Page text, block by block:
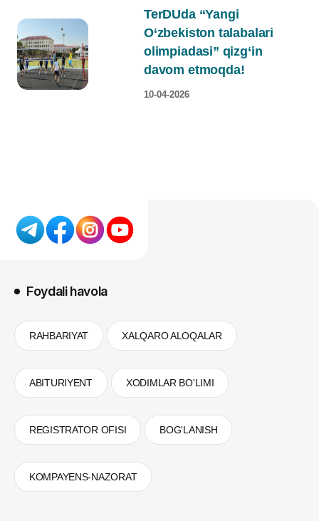
TerDUda “Yangi
O‘zbekiston talabalari
olimpiadasi” qizg‘in
davom etmoqda!
10-04-2026
Foydali havola
RAHBARIYAT XALQARO ALOQALAR
ABITURIYENT XODIMLAR BO'LIMI
REGISTRATOR OFISI BOG'LANISH
KOMPAYENS-NAZORAT